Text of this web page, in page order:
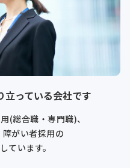
立っている会社です
(総合職・専門職)、
がい者採用の
ています。